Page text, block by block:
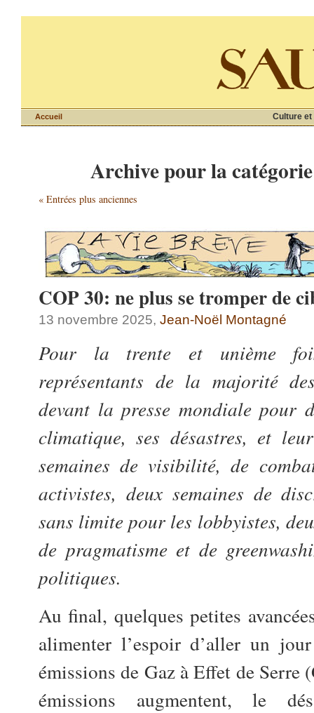
Culture et
Accueil
Archive pour la
« Entrées plus anciennes
COP 30: ne plus se tromper de
13 novembre 2025, Jean-Noël Montagné
Pour la trente et unième
représentants de la majorité
devant la presse mondiale pour
climatique, ses désastres, et
semaines de visibilité, de
activistes, deux semaines de
sans limite pour les lobbyistes,
de pragmatisme et de
politiques.
Au final, quelques petites
alimenter l’espoir d’aller un
émissions de Gaz à Effet de Serre
émissions augmentent, le